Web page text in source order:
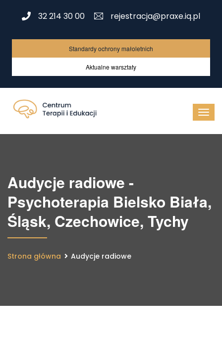
32 214 30 00 rejestracja@praxe.iq.pl
Standardy ochrony małoletnich
Aktualne warsztaty
Audycje radiowe -
Psychoterapia Bielsko Biała,
Śląsk, Czechowice, Tychy
Strona główna Audycje radiowe